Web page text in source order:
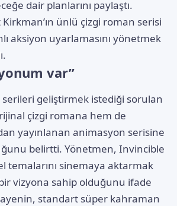
dair planlarını paylaştı.
ünlü çizgi roman serisi
aksiyon uyarlamasını yönetmek
var”
geliştirmek istediği sorulan
çizgi romana hem de
yayınlanan animasyon serisine
belirtti. Yönetmen, Invincible
temalarını sinemaya aktarmak
vizyona sahip olduğunu ifade
standart süper kahraman